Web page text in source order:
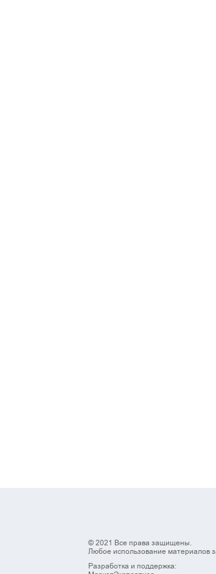
© 2021 Все права защищены.
Любое использование материалов
Разработка и поддержка: